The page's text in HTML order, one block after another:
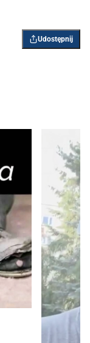
Udostępnij